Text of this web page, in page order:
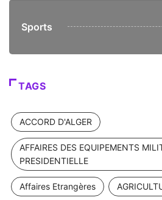
Sports
TAGS
ACCORD D'ALGER
AFFAIRES DES EQUIPEMENTS
PRESIDENTIELLE
Affaires Etrangères